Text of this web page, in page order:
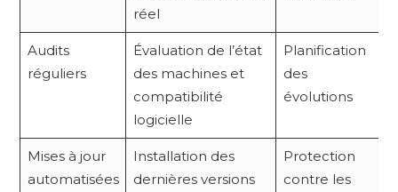
réel
Audits
réguliers
Évaluation de l’état
des machines et
compatibilité
logicielle
Planification
des
évolutions
Mises à jour
automatisées
Installation des
dernières versions
Protection
contre les